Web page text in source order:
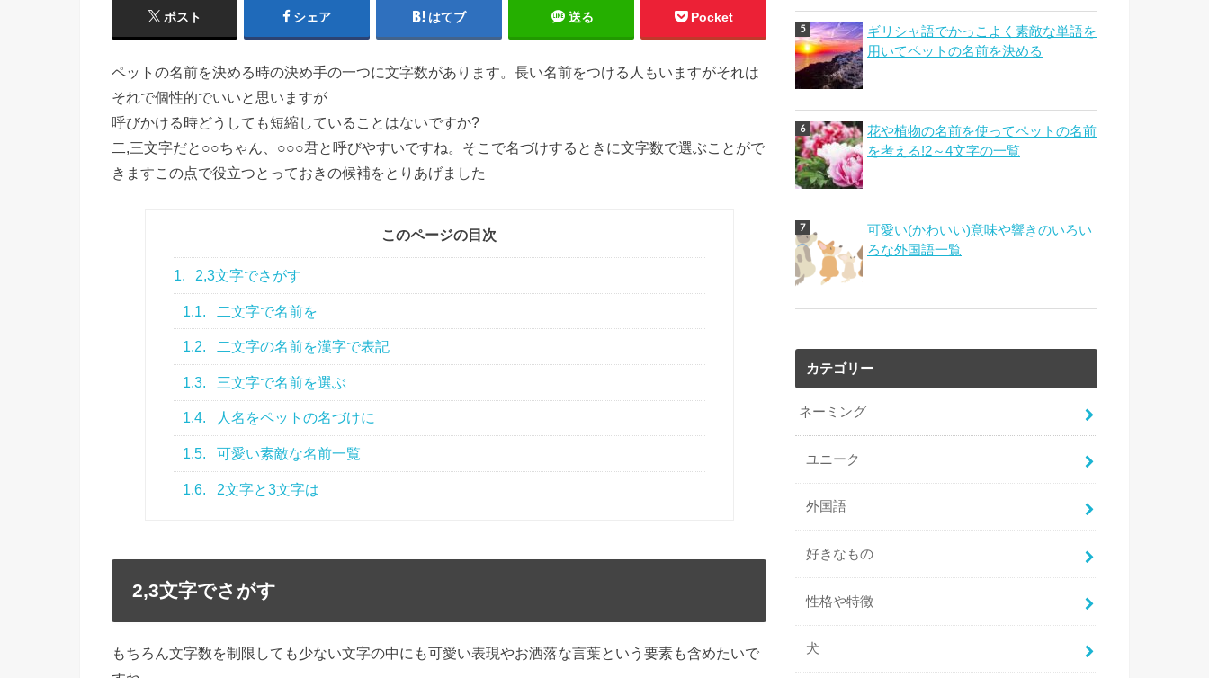
ポスト シェア はてブ 送る Pocket
ペットの名前を決める時の決め手の一つに文字数があります。長い名前をつける人もいますがそれは
それで個性的でいいと思いますが
呼びかける時どうしても短縮していることはないですか?
二,三文字だと○○ちゃん、○○○君と呼びやすいですね。そこで名づけするときに文字数で選ぶことがで
きますこの点で役立つとっておきの候補をとりあげました
このページの目次
1. 2,3文字でさがす
1.1. 二文字で名前を
1.2. 二文字の名前を漢字で表記
1.3. 三文字で名前を選ぶ
1.4. 人名をペットの名づけに
1.5. 可愛い素敵な名前一覧
1.6. 2文字と3文字は
2,3文字でさがす
もちろん文字数を制限 しても少ない文字の中にも可愛い表現やお洒落な言葉という要素も含めたいで
ギリシャ語でかっこよく素敵な単語を
用いてペットの名前を決める
花や植物の名前を使ってペットの名前
を考える!2～4文字の一覧
可愛い(かわいい)意味や響きのいろい
ろな外国語一覧
カテゴリー
ネーミング
ユニーク
外国語
好きなもの
性格や特徴
犬